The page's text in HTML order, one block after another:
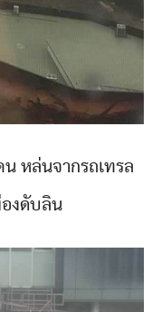
น หล่นจากรถเทรล
องดับลิน